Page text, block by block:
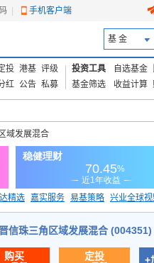
手机客户端
基 金
投 港基 评级
红 公告 私募
投资工具 自选基金
基金筛选
收益计算
域发展混合
精选 嘉实服务 易基策略 兴业全球
信珠三角区域发展混合 (004351)
购买 定投 +